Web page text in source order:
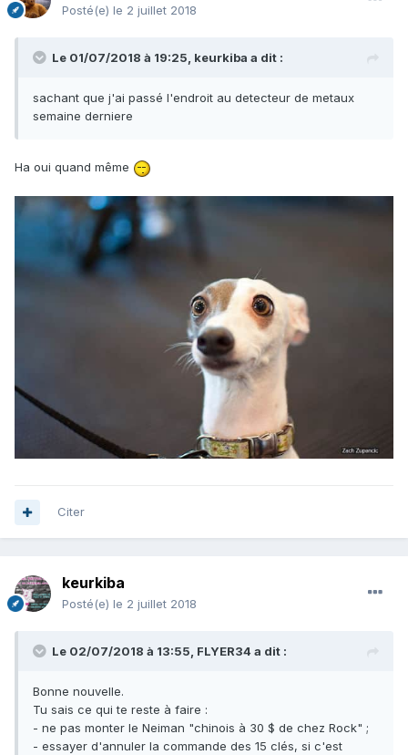
Posté(e) le 2 juillet 2018
Le 01/07/2018 à 19:25, keurkiba a dit :
sachant que j'ai passé l'endroit au detecteur de metaux
semaine derniere
Ha oui quand même
Citer
keurkiba
Posté(e) le 2 juillet 2018
Le 02/07/2018 à 13:55, FLYER34 a dit :
Bonne nouvelle.
Tu sais ce qui te reste à faire :
- ne pas monter le Neiman "chinois à 30 $ de chez Rock" ;
- essayer d'annuler la commande des 15 clés, si c'est